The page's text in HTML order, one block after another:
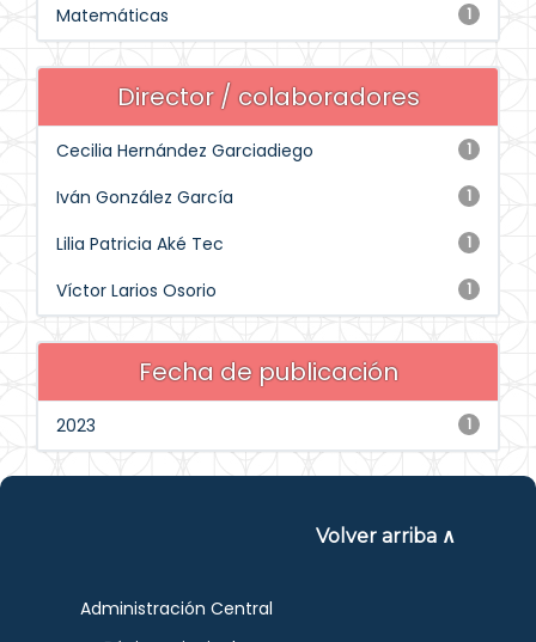
1
Matemáticas
Director / colaboradores
1
Cecilia Hernández Garciadiego
1
Iván González García
1
Lilia Patricia Aké Tec
1
Víctor Larios Osorio
Fecha de publicación
1
2023
Volver arriba ∧
Administración Central